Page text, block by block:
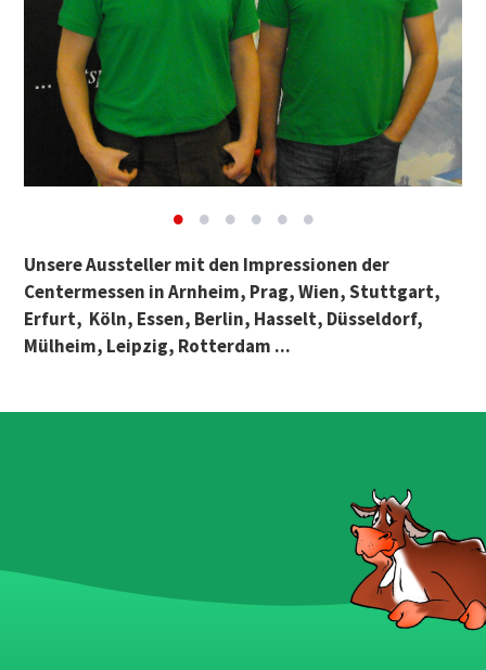
Unsere Aussteller mit den Impressionen der
Centermessen in Arnheim, Prag, Wien, Stuttgart,
Erfurt, Köln, Essen, Berlin, Hasselt, Düsseldorf,
Mülheim, Leipzig, Rotterdam ...